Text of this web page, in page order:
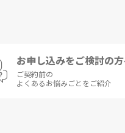
お申し込みをご検討の
ご契約前の
よくあるお悩みごとをご紹介